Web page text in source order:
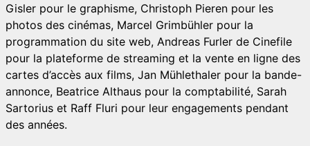
Gisler pour le graphisme, Christoph Pieren pour les
photos des cinémas, Marcel Grimbühler pour la
programmation du site web, Andreas Furler de Cinefile
pour la plateforme de streaming et la vente en ligne des
cartes d’accès aux films, Jan Mühlethaler pour la bande-
annonce, Beatrice Althaus pour la comptabilité, Sarah
Sartorius et Raff Fluri pour leur engagements pendant
des années.